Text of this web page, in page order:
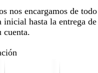
nos encargamos de todo
inicial hasta la entrega de
cuenta.